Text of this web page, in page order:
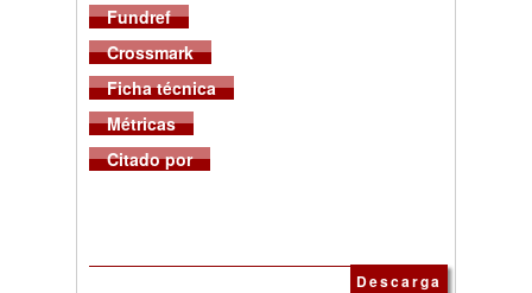
Fundref
Crossmark
Ficha técnica
Métricas
Citado por
Descarga